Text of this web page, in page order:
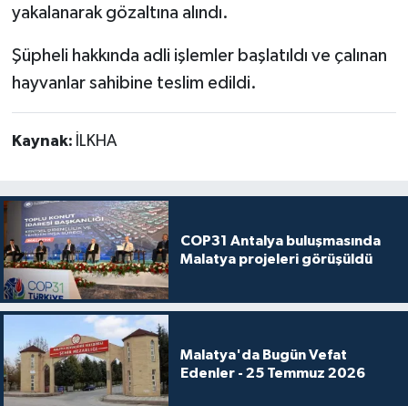
yakalanarak gözaltına alındı.
Şüpheli hakkında adli işlemler başlatıldı ve çalınan
hayvanlar sahibine teslim edildi.
Kaynak: İLKHA
COP31 Antalya buluşmasında
Malatya projeleri görüşüldü
Malatya'da Bugün Vefat
Edenler - 25 Temmuz 2026